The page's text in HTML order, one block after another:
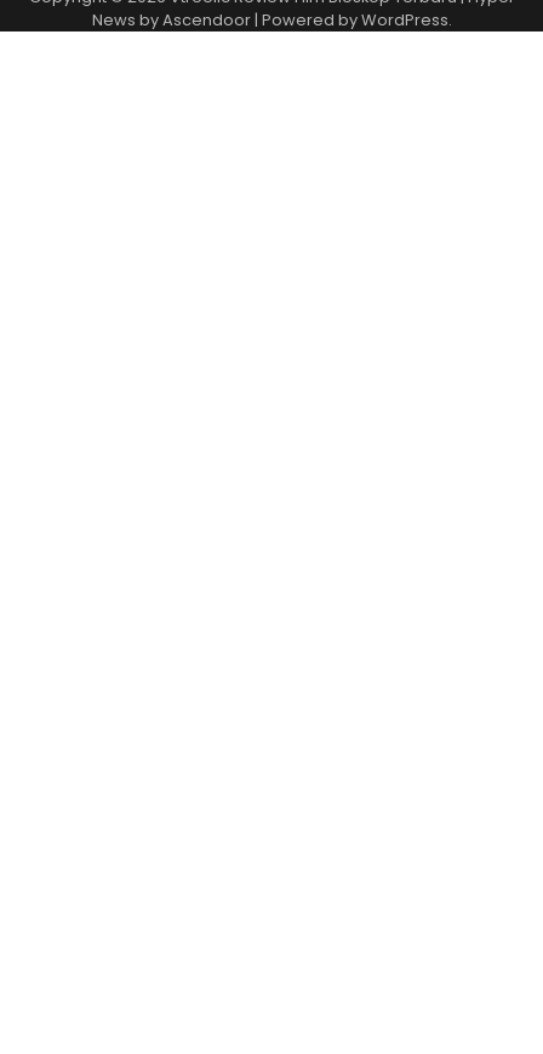
News byAscendoor| Powered byWordPress.